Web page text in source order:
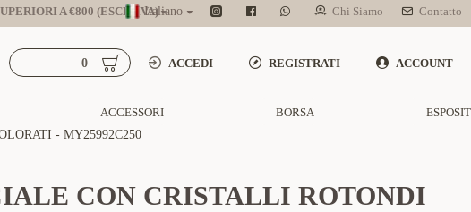
A €800 (ESCL. IVA)Italiano Chi Siamo Contatto
ACCEDI REGISTRATI ACCOUNT
0
ACCESSORI BORSA
- MY25992C250
CON CRISTALLI ROTONDI